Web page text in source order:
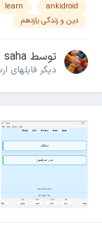
ankidroid
learn
دین و زندگی یازدهم
توسط saha
دیگر فایل‎های ارسالی این کاربر